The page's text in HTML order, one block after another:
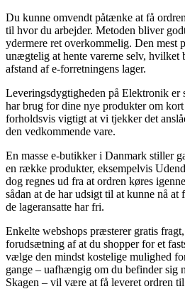
Du kunne omvendt påtænke at få
til hvor du arbejder. Metoden bliver
ydermere ret overkommelig. Den mest
unægtelig at hente varerne selv, hvilket
afstand af e-forretningens lager.
Leveringsdygtigheden på Elektronik er
har brug for dine nye produkter om
forholdsvis vigtigt at vi tjekker det
den vedkommende vare.
En masse e-butikker i Danmark stiller
en række produkter, eksempelvis
dog regnes ud fra at ordren køres
sådan at de har udsigt til at kunne nå
de lageransatte har fri.
Enkelte webshops præsterer gratis
forudsætning af at du shopper for et
vælge den mindst kostelige mulighed
gange – uafhængig om du befinder sig
Skagen – vil være at få leveret ordren